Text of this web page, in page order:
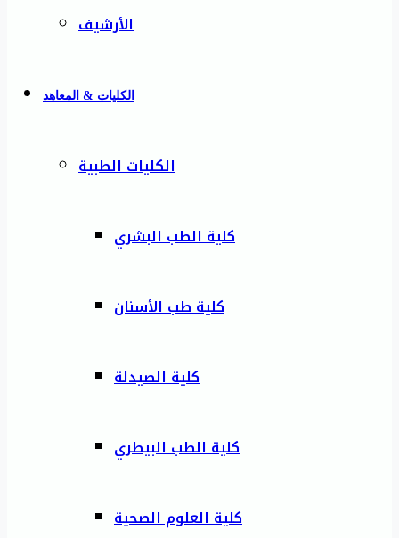
الأرشيف
الكليات & المعاهد
الكليات الطبية
كلية الطب البشري
كلية طب الأسنان
كلية الصيدلة
كلية الطب البيطري
كلية العلوم الصحية